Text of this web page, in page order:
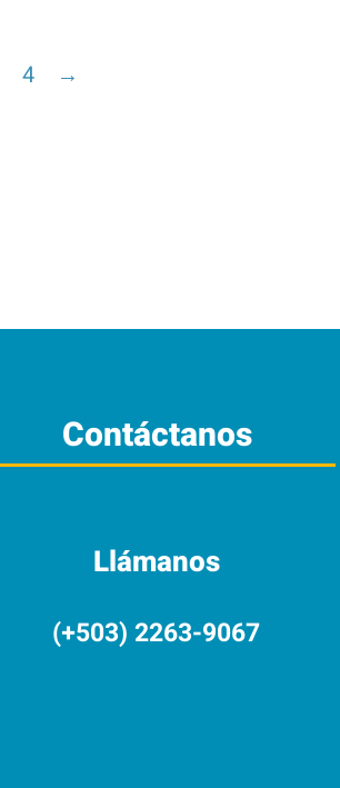
4 →
Contáctanos
Llámanos
(+503) 2263-9067